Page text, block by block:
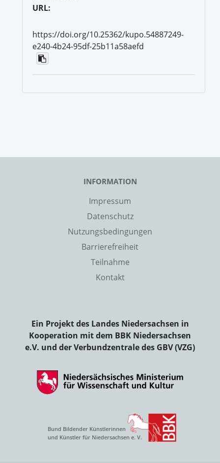
URL:
https://doi.org/10.25362/kupo.54887249-
e240-4b24-95df-25b11a58aefd
INFORMATION
Impressum
Datenschutz
Nutzungsbedingungen
Barrierefreiheit
Teilnahme
Kontakt
Ein Projekt des Landes Niedersachsen in
Kooperation mit dem BBK Niedersachsen
e.V. und der Verbundzentrale des GBV (VZG)
Bund Bildender Künstlerinnen
und Künstler für Niedersachsen e. V.